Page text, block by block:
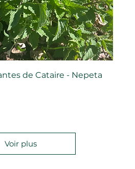
de Cataire - Nepeta
Voir plus